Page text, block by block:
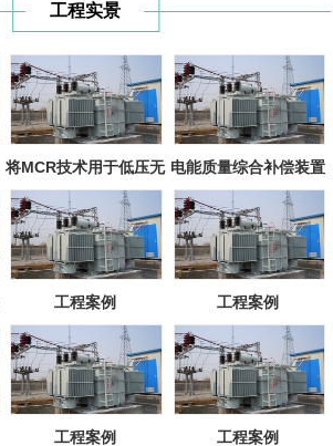
工程实景
将MCR技术用于低压无
功补偿
电能质量综合补偿装置
工程案例 工程案例
工程案例 工程案例